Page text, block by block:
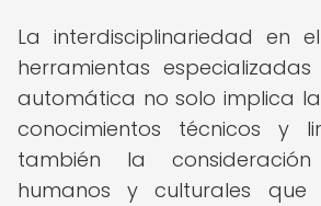
La interdisciplinariedad en
herramientas
automática no solo implica
conocimientos técnicos y
también la
humanos y culturales que